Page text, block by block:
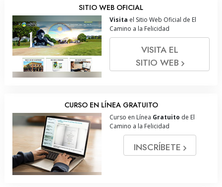
SITIO WEB OFICIAL
Visita el Sitio Web Oficial de El
Camino a la Felicidad
VISITA EL
SITIO WEB
CURSO EN LÍNEA GRATUITO
Curso en Línea Gratuito de El
Camino a la Felicidad
INSCRÍBETE